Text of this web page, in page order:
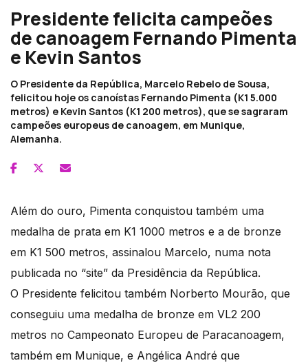
Presidente felicita campeões
de canoagem Fernando Pimenta
e Kevin Santos
O Presidente da República, Marcelo Rebelo de Sousa,
felicitou hoje os canoístas Fernando Pimenta (K1 5.000
metros) e Kevin Santos (K1 200 metros), que se sagraram
campeões europeus de canoagem, em Munique,
Alemanha.
Além do ouro, Pimenta conquistou também uma
medalha de prata em K1 1000 metros e a de bronze
em K1 500 metros, assinalou Marcelo, numa nota
publicada no “site” da Presidência da República.
O Presidente felicitou também Norberto Mourão, que
conseguiu uma medalha de bronze em VL2 200
metros no Campeonato Europeu de Paracanoagem,
também em Munique, e Angélica André que